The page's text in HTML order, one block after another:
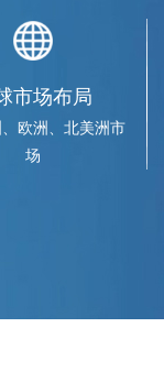
市场布局
欧洲、北美洲市
场
报披露交流活动在
券...
...
程学院、电气工
培...